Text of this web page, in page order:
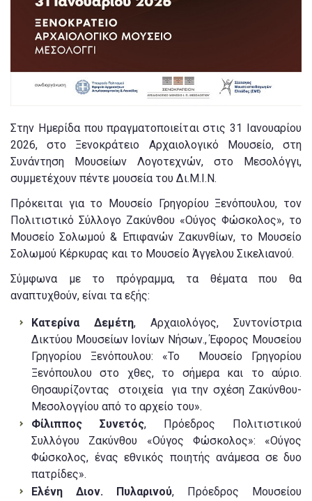
Στην Ημερίδα που πραγματοποιείται στις 31 Ιανουαρίου
2026, στο Ξενοκράτειο Αρχαιολογικό Μουσείο, στη
Συνάντηση Μουσείων Λογοτεχνών, στο Μεσολόγγι,
συμμετέχουν πέντε μουσεία του Δι.Μ.Ι.Ν.
Πρόκειται για το Μουσείο Γρηγορίου Ξενόπουλου, τον
Πολιτιστικό Σύλλογο Ζακύνθου «Ούγος Φώσκολος», το
Μουσείο Σολωμού & Επιφανών Ζακυνθίων, το Μουσείο
Σολωμού Κέρκυρας και το Μουσείο Άγγελου Σικελιανού.
Σύμφωνα με το πρόγραμμα, τα θέματα που θα
αναπτυχθούν, είναι τα εξής:
Κατερίνα Δεμέτη, Aρχαιολόγος, Συντονίστρια
Δικτύου Μουσείων Ιονίων Νήσων., Έφορος Μουσείου
Γρηγορίου Ξενόπουλου: «Το Μουσείο Γρηγορίου
Ξενόπουλου στο χθες, το σήμερα και το αύριο.
Θησαυρίζοντας στοιχεία για την σχέση Ζακύνθου-
Μεσολογγίου από το αρχείο του».
Φίλιππος Συνετός, Πρόεδρος Πολιτιστικού
Συλλόγου Ζακύνθου «Ούγος Φώσκολος»: «Ούγος
Φώσκολος, ένας εθνικός ποιητής ανάμεσα σε δυο
πατρίδες».
Ελένη Διον. Πυλαρινού, Πρόεδρος Μουσείου